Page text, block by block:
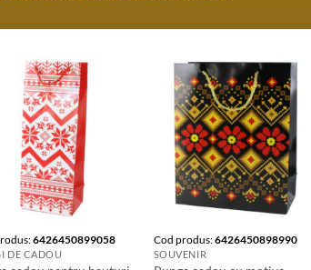
6426450899058
DE CADOU
Cod produs:6426450898990
SOUVENIR